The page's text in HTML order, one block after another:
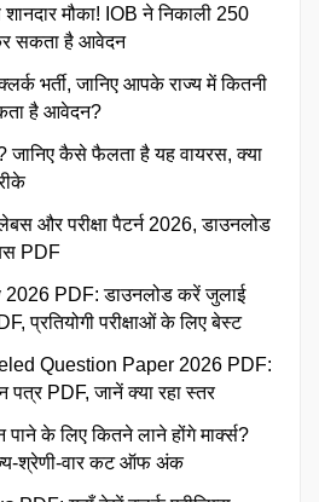
मौका! IOB ने निकाली 250
सकता है आवेदन
भर्ती, जानिए आपके राज्य में कितनी
है आवेदन?
जानिए कैसे फैलता है यह वायरस, क्या
और परीक्षा पैटर्न 2026, डाउनलोड
PDF
PDF: डाउनलोड करें जुलाई
प्रतियोगी परीक्षाओं के लिए बेस्ट
Question Paper 2026 PDF:
पत्र PDF, जानें क्या रहा स्तर
के लिए कितने लाने होंगे मार्क्स?
श्रेणी-वार कट ऑफ अंक